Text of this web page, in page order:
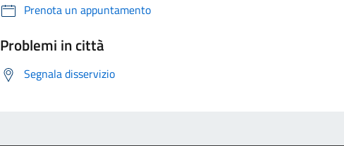
Prenota un appuntamento
Problemi in città
Segnala disservizio